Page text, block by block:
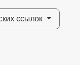
ссылок